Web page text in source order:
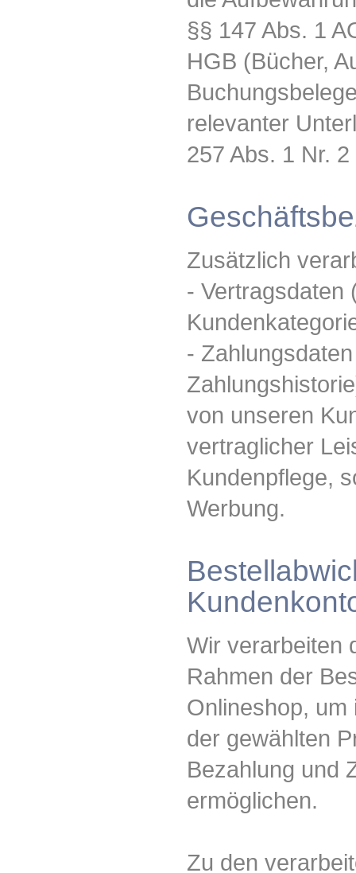
§§ 147 Abs. 1
HGB (Bücher,
relevanter
257 Abs. 1 Nr.
Zusätzlich
- Vertragsdaten
-
von unseren
vertraglicher
Kundenpflege,
Werbung.
Wir verarbeiten
Rahmen der
Onlineshop, um
der gewählten
Bezahlung und
ermöglichen.
Zu den